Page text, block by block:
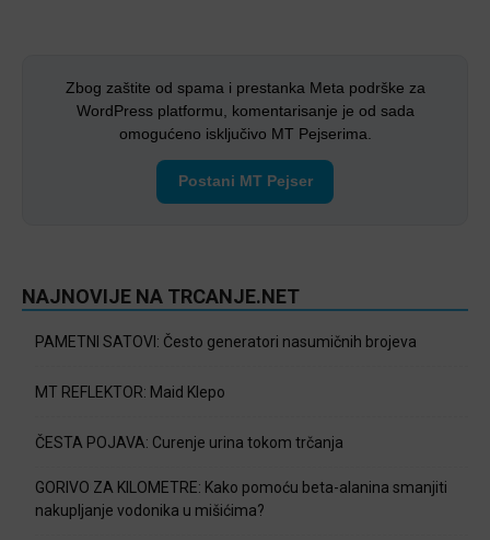
Zbog zaštite od spama i prestanka Meta podrške za
WordPress platformu, komentarisanje je od sada
omogućeno isključivo MT Pejserima.
Postani MT Pejser
NAJNOVIJE NA TRCANJE.NET
PAMETNI SATOVI: Često generatori nasumičnih brojeva
MT REFLEKTOR: Maid Klepo
ČESTA POJAVA: Curenje urina tokom trčanja
GORIVO ZA KILOMETRE: Kako pomoću beta-alanina smanjiti
nakupljanje vodonika u mišićima?